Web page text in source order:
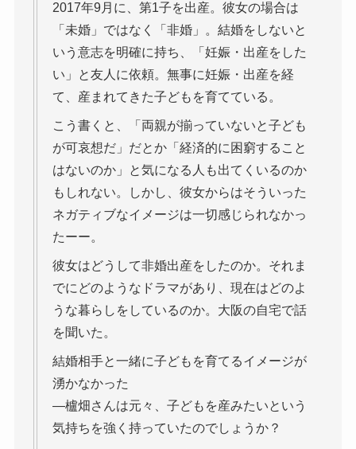
2017年9月に、第1子を出産。彼女の場合は
「未婚」ではなく「非婚」。結婚をしないと
いう意志を明確に持ち、「妊娠・出産をした
い」と友人に依頼。無事に妊娠・出産を経
て、産まれてきた子どもを育てている。
こう書くと、「両親が揃っていないと子ども
が可哀想だ」だとか「経済的に困窮すること
はないのか」と気になる人も出てくいるのか
もしれない。しかし、彼女からはそういった
ネガティブなイメージは一切感じられなかっ
たーー。
彼女はどうして非婚出産をしたのか。それま
でにどのようなドラマがあり、現在はどのよ
うな暮らしをしているのか。大阪の自宅で話
を聞いた。
結婚相手と一緒に子どもを育てるイメージが
湧かなかった
―櫨畑さんは元々、子どもを産みたいという
気持ちを強く持っていたのでしょうか？